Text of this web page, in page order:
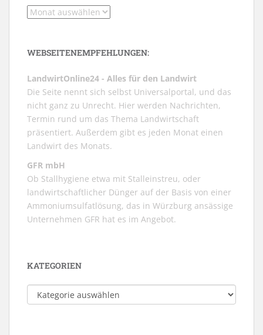
Archiv
WEBSEITENEMPFEHLUNGEN:
LandwirtOnline24 - Alles für den Landwirt
Die Seite nennt sich selbst Universalportal, und das
nicht ganz zu Unrecht. Hier werden Nachrichten,
Termin rund um das Thema Landwirtschaft
präsentiert. Außerdem gibt es jeden Monat einen
Landwirt des Monats.
GFR mbH
Ob Stallhygiene etwa mit Stalleinstreu, oder
landwirtschaftlicher Dünger auf der Basis von einer
Ammoniumsulfatlösung, das in Würzburg ansässige
Unternehmen GFR hat es im Angebot.
KATEGORIEN
Kategorien